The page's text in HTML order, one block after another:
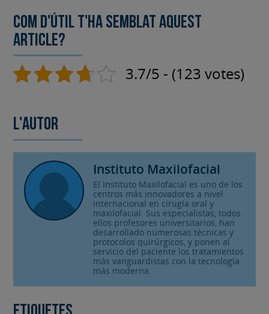
Com d'útil t'ha semblat aquest
article?
3.7/5 - (123 votes)
L'autor
Instituto Maxilofacial
El Instituto Maxilofacial es uno de los
centros más innovadores a nivel
internacional en cirugía oral y
maxilofacial. Sus especialistas, todos
ellos profesores universitarios, han
desarrollado numerosas técnicas y
protocolos quirúrgicos, y ponen al
servicio del paciente los tratamientos
más vanguardistas con la tecnología
más moderna.